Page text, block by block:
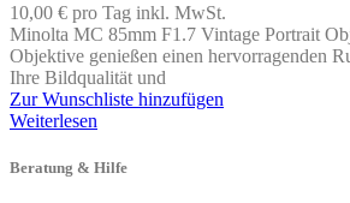
10,00 € pro Tag inkl. MwSt.
Minolta MC 85mm F1.7 Vintage Portrait
Objektive genießen einen hervorragenden
Ihre Bildqualität und
Zur Wunschliste hinzufügen
Weiterlesen
Beratung & Hilfe